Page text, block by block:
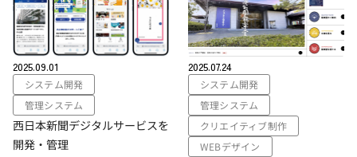
2025.09.01
システム開発
管理システム
西日本新聞デジタルサービスを
開発・管理
2025.07.24
システム開発
管理システム
クリエイティブ制作
WEBデザイン